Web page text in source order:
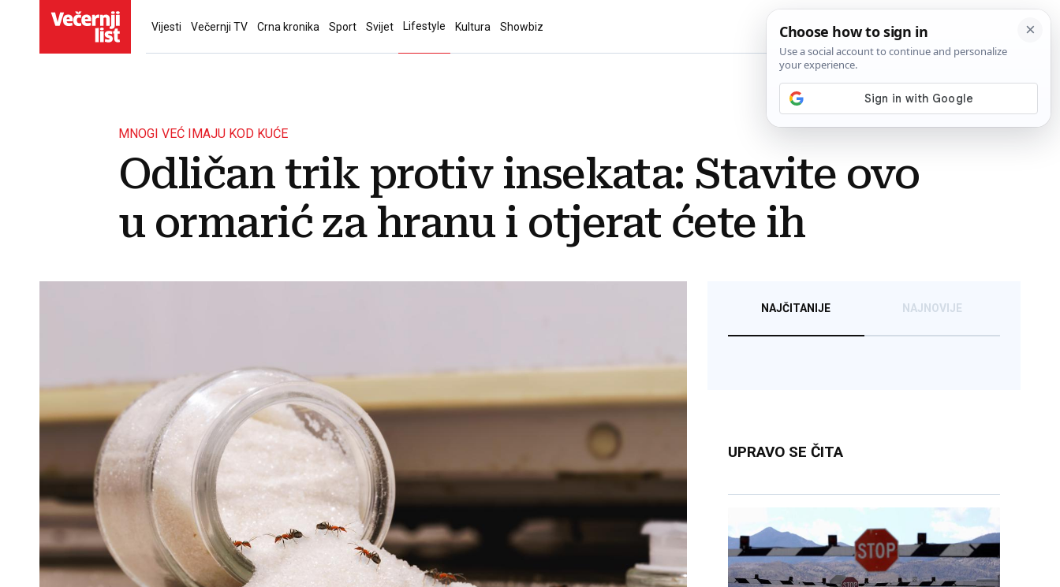
Vijesti Večernji TV Crna kronika Sport Svijet Lifestyle Kultura Showbiz
MNOGI VEĆ IMAJU KOD KUĆE
Odličan trik protiv insekata: Stavite ovo
u ormarić za hranu i otjerat ćete ih
NAJČITANIJE NAJNOVIJE
UPRAVO SE ČITA